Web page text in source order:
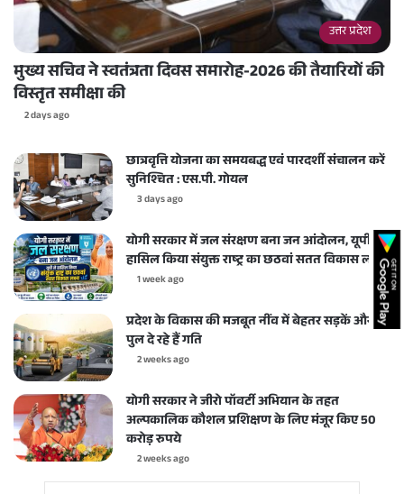
उत्तर प्रदेश
मुख्य सचिव ने स्वतंत्रता दिवस समारोह-2026 की तैयारियों की
विस्तृत समीक्षा की
2 days ago
छात्रवृत्ति योजना का समयबद्ध एवं पारदर्शी संचालन करें
सुनिश्चित : एस.पी. गोयल
3 days ago
योगी सरकार में जल संरक्षण बना जन आंदोलन, यूपी ने
हासिल किया संयुक्त राष्ट्र का छठवां सतत विकास लक्ष्य
1 week ago
प्रदेश के विकास की मजबूत नींव में बेहतर सड़कें और
पुल दे रहे हैं गति
2 weeks ago
योगी सरकार ने जीरो पॉवर्टी अभियान के तहत
अल्पकालिक कौशल प्रशिक्षण के लिए मंजूर किए 50
करोड़ रुपये
2 weeks ago